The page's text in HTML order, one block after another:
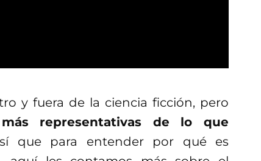
y fuera de la ciencia ficción, pero
representativas de lo que
que para entender por qué es